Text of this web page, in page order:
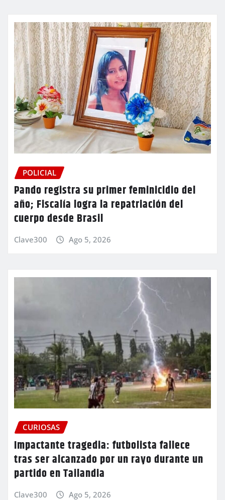
POLICIAL
Pando registra su primer feminicidio del
año; Fiscalía logra la repatriación del
cuerpo desde Brasil
Clave300 Ago 5, 2026
CURIOSAS
Impactante tragedia: futbolista fallece
tras ser alcanzado por un rayo durante un
partido en Tailandia
Clave300 Ago 5, 2026